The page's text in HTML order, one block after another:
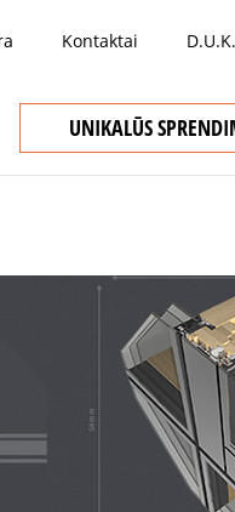
Kontaktai D.U.K.
UNIKALŪS